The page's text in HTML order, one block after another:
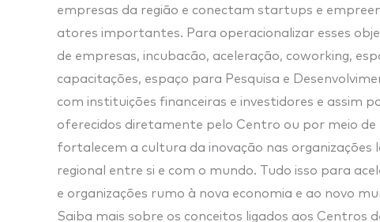
empresas da região e conectam startups e
atores importantes. Para operacionalizar esses
de empresas, incubacão, aceleração, coworking,
capacitações, espaço para Pesquisa e
com instituições financeiras e investidores e assim
oferecidos diretamente pelo Centro ou por meio
fortalecem a cultura da inovação nas organizações
regional entre si e com o mundo. Tudo isso para
e organizações rumo à nova economia e ao novo
Saiba mais sobre os conceitos ligados aos Centros